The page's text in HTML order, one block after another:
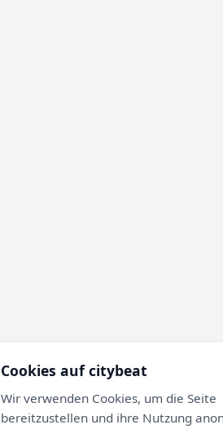
Cookies auf citybeat
Wir verwenden Cookies, um die Seite
bereitzustellen und ihre Nutzung